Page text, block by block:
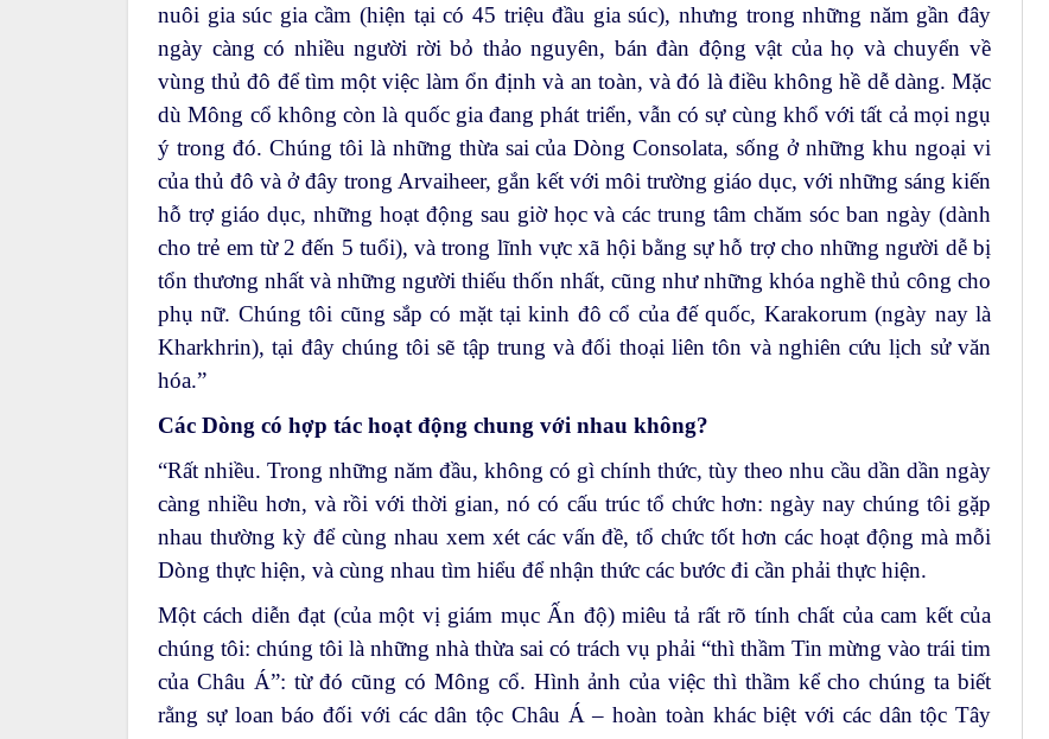
nuôi gia súc gia cầm (hiện tại có 45 triệu đầu gia súc), nhưng trong những năm gần đây
ngày càng có nhiều người rời bỏ thảo nguyên, bán đàn động vật của họ và chuyển về
vùng thủ đô để tìm một việc làm ổn định và an toàn, và đó là điều không hề dễ dàng. Mặc
dù Mông cổ không còn là quốc gia đang phát triển, vẫn có sự cùng khổ với tất cả mọi ngụ
ý trong đó. Chúng tôi là những thừa sai của Dòng Consolata, sống ở những khu ngoại vi
của thủ đô và ở đây trong Arvaiheer, gắn kết với môi trường giáo dục, với những sáng kiến
hỗ trợ giáo dục, những hoạt động sau giờ học và các trung tâm chăm sóc ban ngày (dành
cho trẻ em từ 2 đến 5 tuổi), và trong lĩnh vực xã hội bằng sự hỗ trợ cho những người dễ bị
tổn thương nhất và những người thiếu thốn nhất, cũng như những khóa nghề thủ công cho
phụ nữ. Chúng tôi cũng sắp có mặt tại kinh đô cổ của đế quốc, Karakorum (ngày nay là
Kharkhrin), tại đây chúng tôi sẽ tập trung và đối thoại liên tôn và nghiên cứu lịch sử văn
hóa.”
Các Dòng có hợp tác hoạt động chung với nhau không?
“Rất nhiều. Trong những năm đầu, không có gì chính thức, tùy theo nhu cầu dần dần ngày
càng nhiều hơn, và rồi với thời gian, nó có cấu trúc tổ chức hơn: ngày nay chúng tôi gặp
nhau thường kỳ để cùng nhau xem xét các vấn đề, tổ chức tốt hơn các hoạt động mà mỗi
Dòng thực hiện, và cùng nhau tìm hiểu để nhận thức các bước đi cần phải thực hiện.
Một cách diễn đạt (của một vị giám mục Ấn độ) miêu tả rất rõ tính chất của cam kết của
chúng tôi: chúng tôi là những nhà thừa sai có trách vụ phải “thì thầm Tin mừng vào trái tim
của Châu Á”: từ đó cũng có Mông cổ. Hình ảnh của việc thì thầm kể cho chúng ta biết
rằng sự loan báo đối với các dân tộc Châu Á – hoàn toàn khác biệt với các dân tộc Tây